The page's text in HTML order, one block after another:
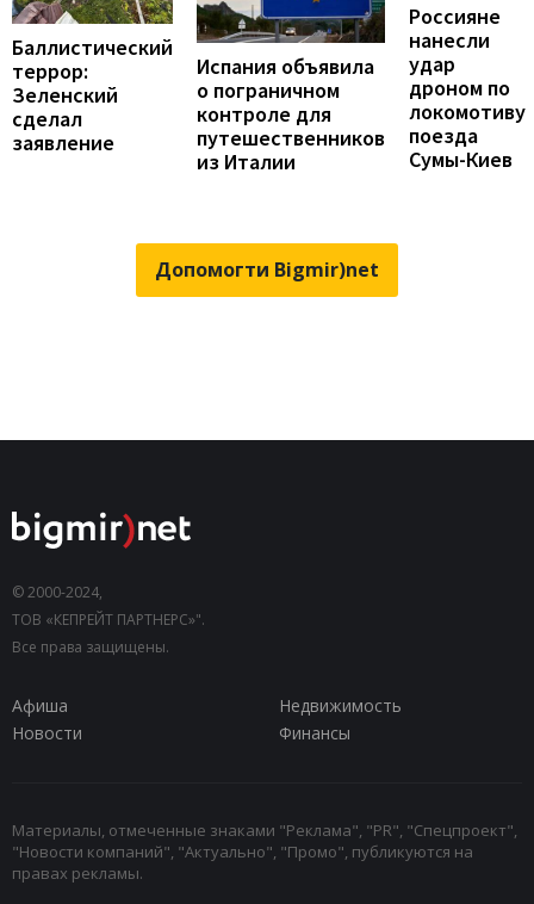
Баллистический
террор:
Зеленский
сделал
заявление
Испания объявила
о пограничном
контроле для
путешественников
из Италии
Россияне
нанесли
удар
дроном по
локомотиву
поезда
Сумы-Киев
Допомогти Bigmir)net
© 2000-2024,
ТОВ «КЕПРЕЙТ ПАРТНЕРС»".
Все права защищены.
Афиша
Недвижимость
Новости
Финансы
Материалы, отмеченные знаками "Реклама", "PR", "Спецпроект",
"Новости компаний", "Актуально", "Промо", публикуются на
правах рекламы.